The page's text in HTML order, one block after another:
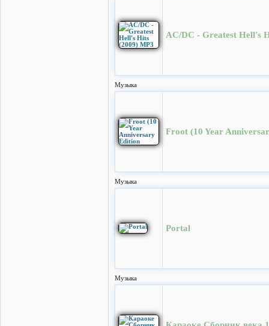
AC/DC - Greatest Hell's
Музыка
Froot (10 Year
Музыка
Portal
Музыка